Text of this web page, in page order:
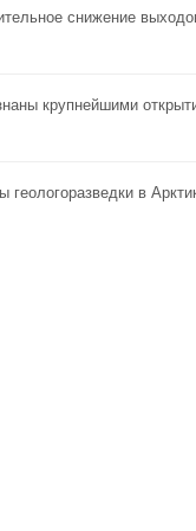
снижение
крупнейшими
геологоразведки в